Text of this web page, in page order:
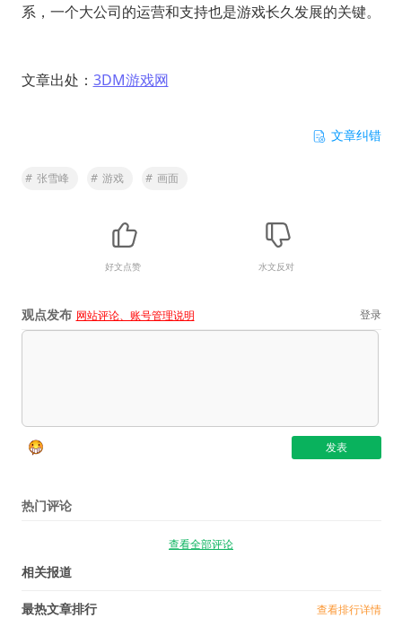
系，一个大公司的运营和支持也是游戏长久发展的关键。
文章出处： 3DM游戏网
文章纠错
# 张雪峰 # 游戏 # 画面
好文点赞 水文反对
观点发布 网站评论、账号管理说明 登录
热门评论
查看全部评论
相关报道
最热文章排行 查看排行详情